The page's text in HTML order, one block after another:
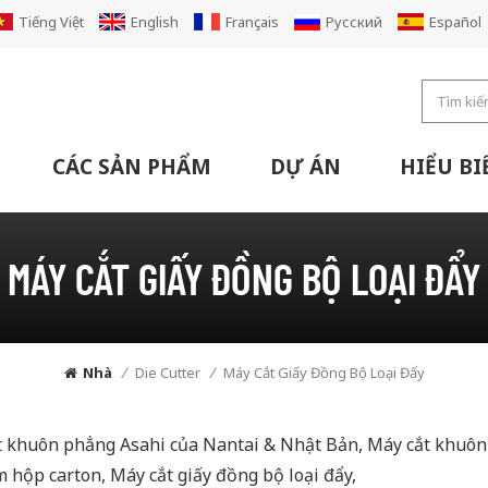
Tiếng Việt English Français Русский Español
CÁC SẢN PHẨM DỰ ÁN HIỂU
MÁY CẮT GIẤY ĐỒNG BỘ LOẠI ĐẨY
Nhà / Die Cutter / Máy Cắt Giấy Đồng Bộ Loại Đẩy
khuôn phẳng Asahi của Nantai & Nhật Bản, Máy cắt
hộp carton, Máy cắt giấy đồng bộ loại đẩy,